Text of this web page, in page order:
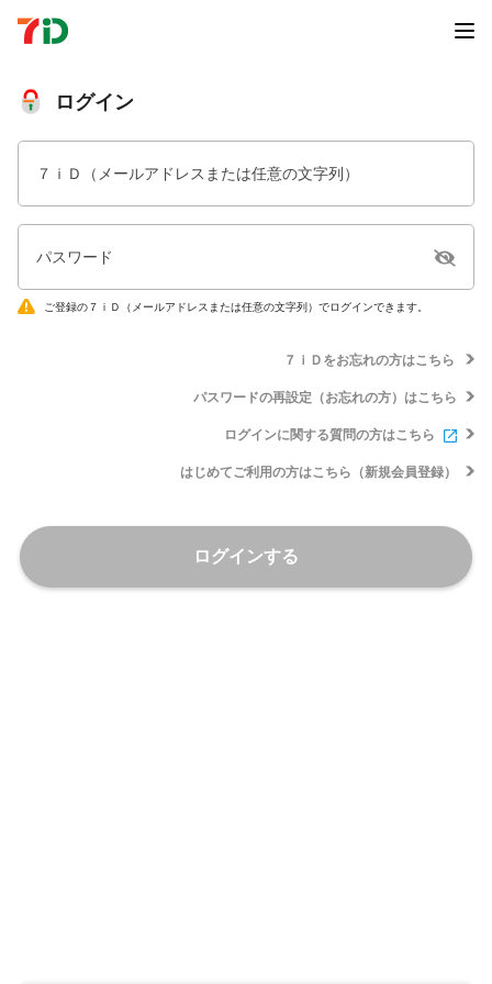
ログイン
７ｉＤ（メールアドレスまたは任意の文字列）
パスワード
ご登録の７ｉＤ（メールアドレスまたは任意の文字列）でログインできます。
７ｉＤをお忘れの方はこちら
パスワードの再設定（お忘れの方）はこちら
ログインに関する質問の方はこちら
はじめてご利用の方はこちら（新規会員登録）
ログインする